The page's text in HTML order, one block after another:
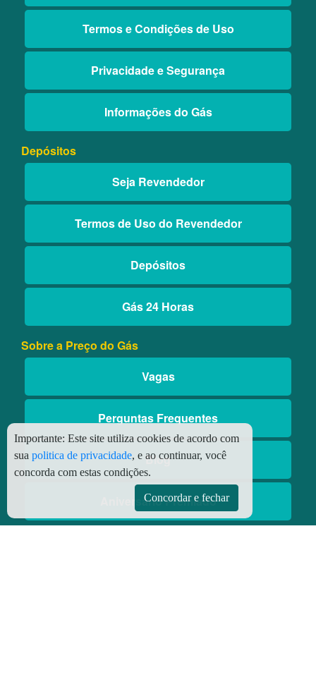
Termos e Condições de Uso
Privacidade e Segurança
Informações do Gás
Depósitos
Seja Revendedor
Termos de Uso do Revendedor
Depósitos
Gás 24 Horas
Sobre a Preço do Gás
Vagas
Perguntas Frequentes
Blog
Aniversário Premiado
Importante: Este site utiliza cookies de acordo com
sua politica de privacidade, e ao continuar, você
concorda com estas condições.
Concordar e fechar